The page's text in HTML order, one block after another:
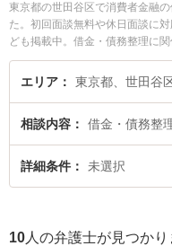
東京都の世田谷区で消費者金融
た。初回面談無料や休日面談に
ども掲載中。借金・債務整理に
社の債務整理、リボ払いの債務
利です。特に弁護士法人東京あ
に発生した消費者金融の債務整
『消費者金融の債務整理のトラ
い』『初回相談無料で消費者金
エリア 東京都、世田谷
相談内容 借金・債務整
詳細条件 未選択
10 人の弁護士が見つかり